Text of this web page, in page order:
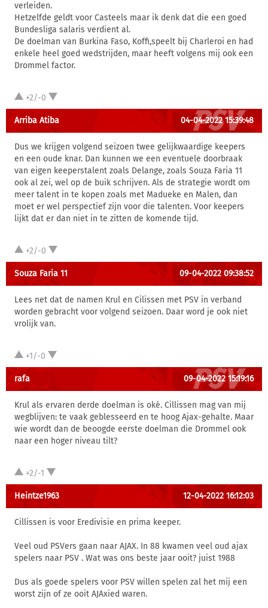
verleiden.
Hetzelfde geldt voor Casteels maar ik denk dat die een goed
Bundesliga salaris verdient al.
De doelman van Burkina Faso, Koffi,speelt bij Charleroi en had
enkele heel goed wedstrijden, maar heeft volgens mij ook een
Drommel factor.
+2/-0
Arriba Atiba 04-04-2022 15:39:48
Dus we krijgen volgend seizoen twee gelijkwaardige keepers
en een oude knar. Dan kunnen we een eventuele doorbraak
van eigen keeperstalent zoals Delange, zoals Souza Faria 11
ook al zei, wel op de buik schrijven. Als de strategie wordt om
meer talent in te kopen zoals met Madueke en Malen, dan
moet er wel perspectief zijn voor die talenten. Voor keepers
lijkt dat er dan niet in te zitten de komende tijd.
+2/-0
Souza Faria 11 09-04-2022 09:38:52
Lees net dat de namen Krul en Cilissen met PSV in verband
worden gebracht voor volgend seizoen. Daar word je ook niet
vrolijk van.
+1/-0
rafa 09-04-2022 15:19:16
Krul als ervaren derde doelman is oké. Cillissen mag van mij
wegblijven: te vaak geblesseerd en te hoog Ajax-gehalte. Maar
wie wordt dan de beoogde eerste doelman die Drommel ook
naar een hoger niveau tilt?
+2/-1
Heintze1963 12-04-2022 16:12:03
Cillissen is voor Eredivisie en prima keeper.
Veel oud PSVers gaan naar AJAX. In 88 kwamen veel oud ajax
spelers naar PSV . Wat was ons beste jaar ooit? juist 1988
Dus als goede spelers voor PSV willen spelen zal het mij een
worst zijn of ze ooit AJAxied waren.